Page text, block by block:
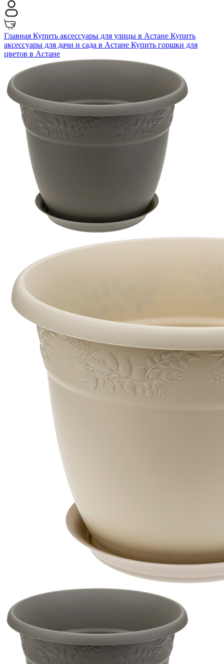
Главная Купить аксессуары для улицы в Астане Купить
аксессуары для дачи и сада в Астане Купить горшки для
цветов в Астане